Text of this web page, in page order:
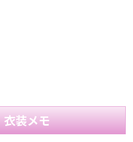
衣装メモ